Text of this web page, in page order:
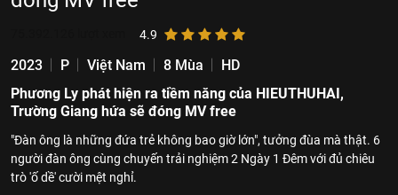
4.9
2023 P Việt Nam 8 Mùa
HD
Phương Ly phát hiện ra tiềm năng của HIEUTHUHAI,
Trường Giang hứa sẽ đóng MV free
"Đàn ông là những đứa trẻ không bao giờ lớn", tưởng đùa mà thật. 6
người đàn ông cùng chuyến trải nghiệm 2 Ngày 1 Đêm với đủ chiêu
trò 'ố dề' cười mệt nghỉ.